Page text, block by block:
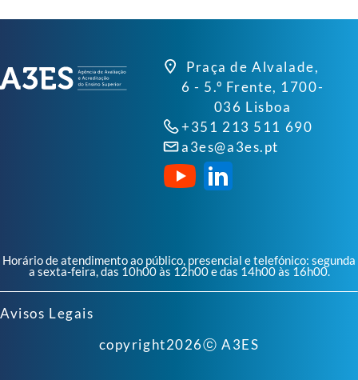
Praça de Alvalade,
6 - 5.º Frente, 1700-
036 Lisboa
+351 213 511 690
a3es@a3es.pt
Horário de atendimento ao público, presencial e telefónico: segunda
a sexta-feira, das 10h00 às 12h00 e das 14h00 às 16h00.
Avisos Legais
copyright2026ⓒ A3ES